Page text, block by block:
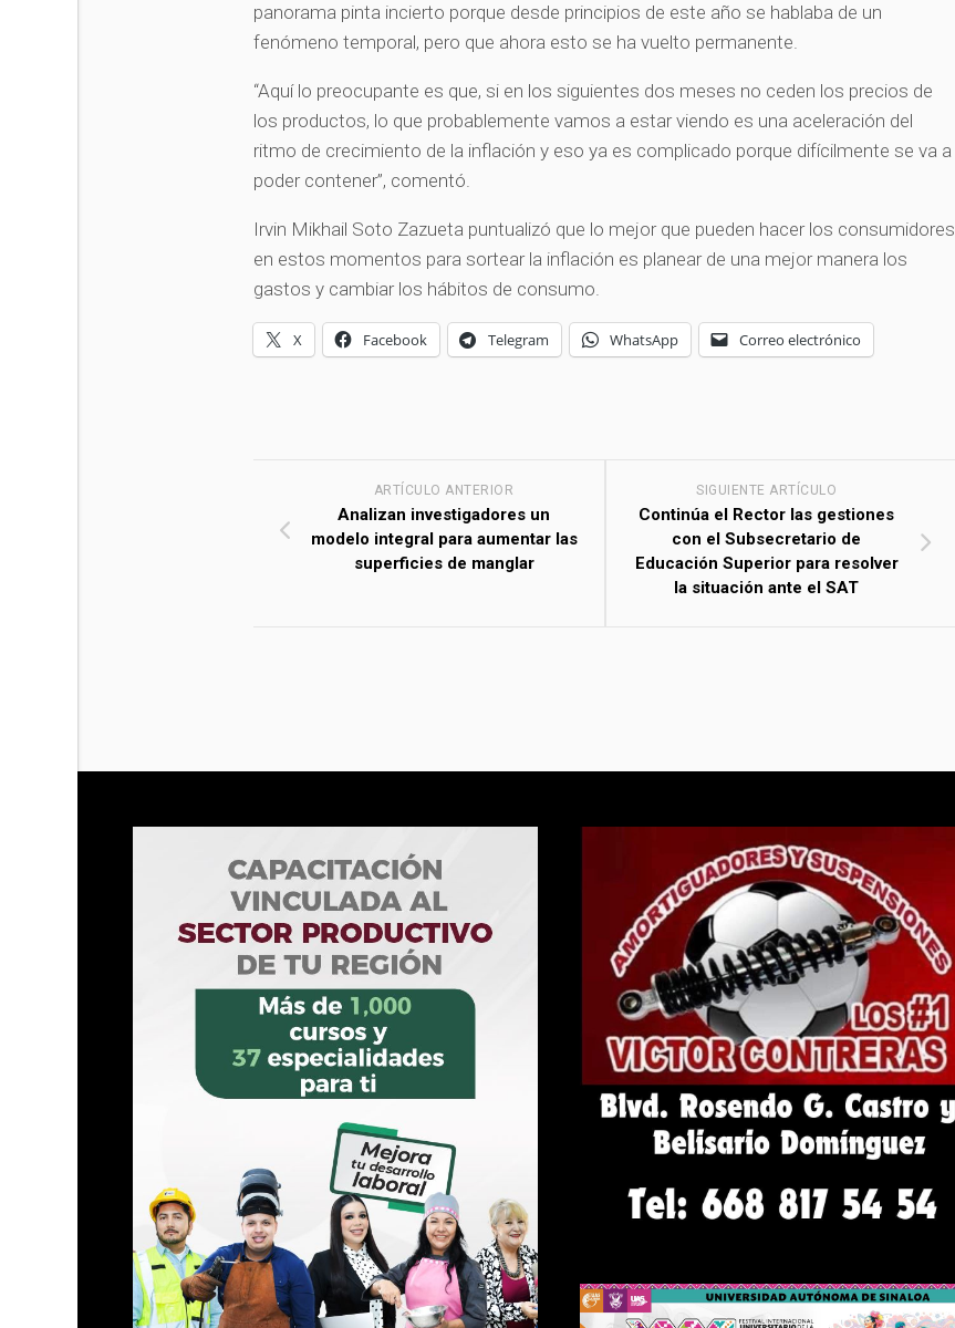
panorama pinta incierto porque desde principios de este año se hablaba de un
fenómeno temporal, pero que ahora esto se ha vuelto permanente.
“Aquí lo preocupante es que, si en los siguientes dos meses no ceden los precios de
los productos, lo que probablemente vamos a estar viendo es una aceleración del
ritmo de crecimiento de la inflación y eso ya es complicado porque difícilmente se va a
poder contener”, comentó.
Irvin Mikhail Soto Zazueta puntualizó que lo mejor que pueden hacer los consumidores
en estos momentos para sortear la inflación es planear de una mejor manera los
gastos y cambiar los hábitos de consumo.
X Facebook Telegram WhatsApp Correo electrónico
SIGUIENTE ARTÍCULO
Continúa el Rector las gestiones
con el Subsecretario de
Educación Superior para resolver
la situación ante el SAT
ARTÍCULO ANTERIOR
Analizan investigadores un
modelo integral para aumentar las
superficies de manglar